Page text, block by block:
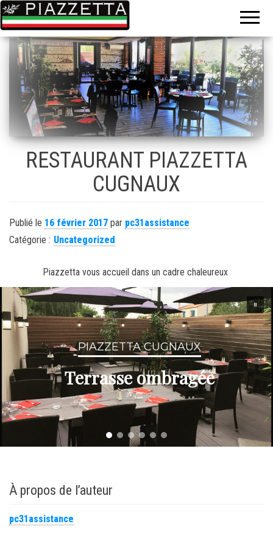
emporter
RESTAURANT PIAZZETTA
CUGNAUX
Publié le 16 février 2017 par pc31assistance
Catégorie : Uncategorized
Piazzetta vous accueil dans un cadre chaleureux
PIAZZETTA CUGNAUX
Terrasse ombragée
À propos de l’auteur
pc31assistance